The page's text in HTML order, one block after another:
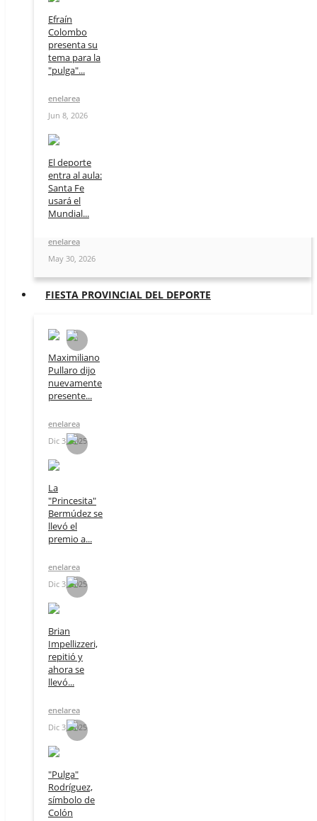
Efraín
Colombo
presenta su
tema para la
"pulga"...
enelarea
Jun 8, 2026
El deporte
entra al aula:
Santa Fe
usará el
Mundial...
enelarea
May 30, 2026
FIESTA PROVINCIAL DEL DEPORTE
Maximiliano
Pullaro dijo
nuevamente
presente...
enelarea
Dic 3, 2025
La
"Princesita"
Bermúdez se
llevó el
premio a...
enelarea
Dic 3, 2025
Brian
Impellizzeri,
repitió y
ahora se
llevó...
enelarea
Dic 3, 2025
"Pulga"
Rodríguez,
símbolo de
Colón